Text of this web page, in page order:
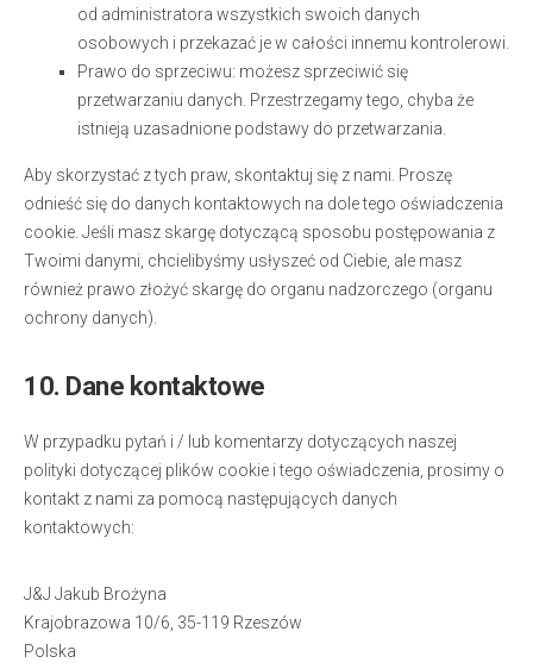
od administratora wszystkich swoich danych
osobowych i przekazać je w całości innemu kontrolerowi.
Prawo do sprzeciwu: możesz sprzeciwić się
przetwarzaniu danych. Przestrzegamy tego, chyba że
istnieją uzasadnione podstawy do przetwarzania.
Aby skorzystać z tych praw, skontaktuj się z nami. Proszę
odnieść się do danych kontaktowych na dole tego oświadczenia
cookie. Jeśli masz skargę dotyczącą sposobu postępowania z
Twoimi danymi, chcielibyśmy usłyszeć od Ciebie, ale masz
również prawo złożyć skargę do organu nadzorczego (organu
ochrony danych).
10. Dane kontaktowe
W przypadku pytań i / lub komentarzy dotyczących naszej
polityki dotyczącej plików cookie i tego oświadczenia, prosimy o
kontakt z nami za pomocą następujących danych
kontaktowych:
J&J Jakub Brożyna
Krajobrazowa 10/6, 35-119 Rzeszów
Polska